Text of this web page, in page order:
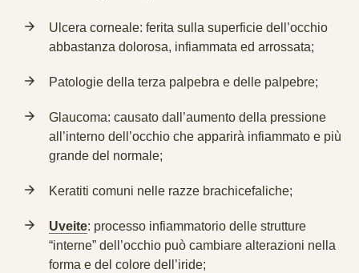
Ulcera corneale: ferita sulla superficie dell’occhio
abbastanza dolorosa, infiammata ed arrossata;
Patologie della terza palpebra e delle palpebre;
Glaucoma: causato dall’aumento della pressione
all’interno dell’occhio che apparirà infiammato e più
grande del normale;
Keratiti comuni nelle razze brachicefaliche;
Uveite: processo infiammatorio delle strutture
“interne” dell’occhio può cambiare alterazioni nella
forma e del colore dell’iride;